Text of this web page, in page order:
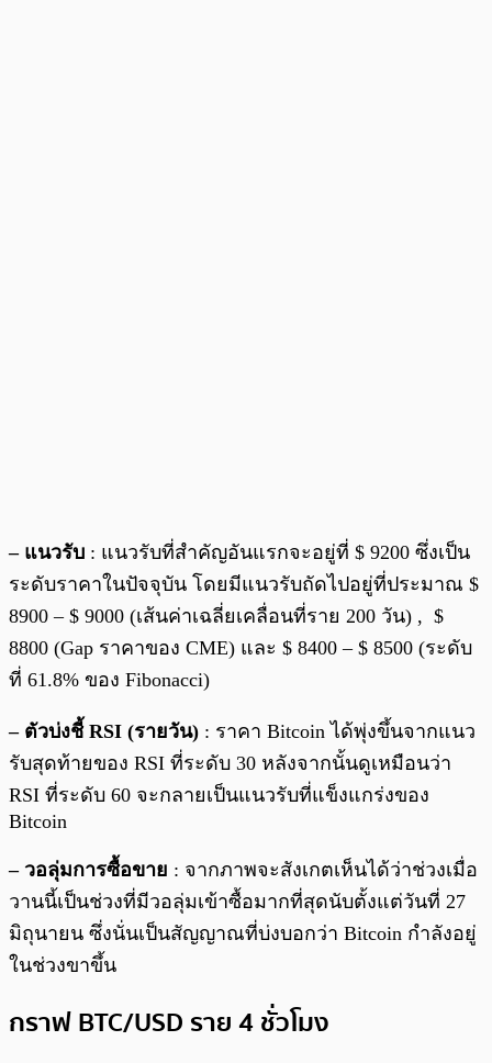
– แนวรับ : แนวรับที่สำคัญอันแรกจะอยู่ที่ $ 9200 ซึ่งเป็น
ระดับราคาในปัจจุบัน โดยมีแนวรับถัดไปอยู่ที่ประมาณ $
8900 – $ 9000 (เส้นค่าเฉลี่ยเคลื่อนที่ราย 200 วัน) , $
8800 (Gap ราคาของ CME) และ $ 8400 – $ 8500 (ระดับ
ที่ 61.8% ของ Fibonacci)
– ตัวบ่งชี้ RSI (รายวัน) : ราคา Bitcoin ได้พุ่งขึ้นจากแนว
รับสุดท้ายของ RSI ที่ระดับ 30 หลังจากนั้นดูเหมือนว่า
RSI ที่ระดับ 60 จะกลายเป็นแนวรับที่แข็งแกร่งของ
Bitcoin
– วอลุ่มการซื้อขาย : จากภาพจะสังเกตเห็นได้ว่าช่วงเมื่อ
วานนี้เป็นช่วงที่มีวอลุ่มเข้าซื้อมากที่สุดนับตั้งแต่วันที่ 27
มิถุนายน ซึ่งนั่นเป็นสัญญาณที่บ่งบอกว่า Bitcoin กำลังอยู่
ในช่วงขาขึ้น
กราฟ BTC/USD ราย 4 ชั่วโมง